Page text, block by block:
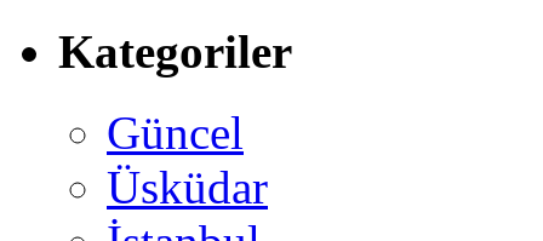
Kategoriler
Güncel
Üsküdar